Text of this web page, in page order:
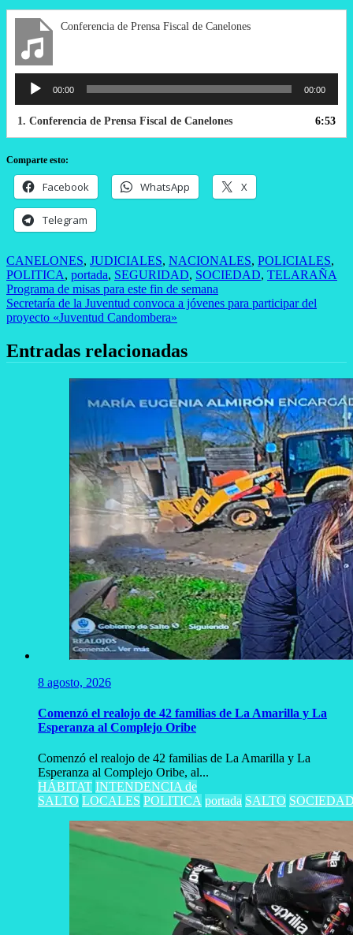
Conferencia de Prensa Fiscal de Canelones
Reproductor
00:00 00:00
1. Conferencia de Prensa Fiscal de Canelones 6:53
Comparte esto:
Facebook WhatsApp X
Telegram
CANELONES, JUDICIALES, NACIONALES, POLICIALES,
POLITICA, portada, SEGURIDAD, SOCIEDAD, TELARAÑA
Navegación
de
Programa de misas para este fin de semana
Secretaría de la Juventud convoca a jóvenes para participar del
proyecto «Juventud Candombera»
Entradas relacionadas
8 agosto, 2026
Comenzó el realojo de 42 familias de La Amarilla y La
Esperanza al Complejo Oribe
Comenzó el realojo de 42 familias de La Amarilla y La
Esperanza al Complejo Oribe, al...
HÁBITAT INTENDENCIA de
SALTO LOCALES POLITICA portada SALTO